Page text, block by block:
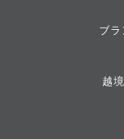
ブ
越